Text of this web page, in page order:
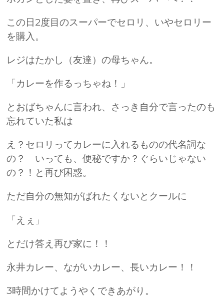
この日2度目のスーパーでセロリ、いやセロリー
を購入。
レジはたかし（友達）の母ちゃん。
「カレーを作るっちゃね！」
とおばちゃんに言われ、さっき自分で言ったのも
忘れていた私は
え？セロリってカレーに入れるものの代名詞な
の？ いっても、便秘ですか？ぐらいじゃない
の？！と再び困惑。
ただ自分の無知がばれたくないとクールに
「えぇ」
とだけ答え再び家に！！
永井カレー、ながいカレー、長いカレー！！
3時間かけてようやくできあがり。